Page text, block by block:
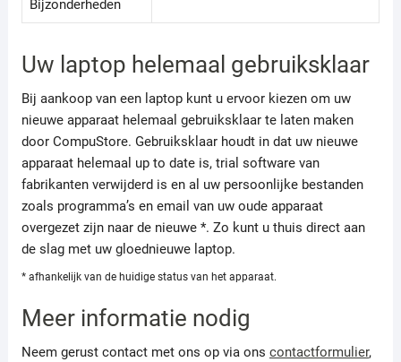
Bijzonderheden
Uw laptop helemaal gebruiksklaar
Bij aankoop van een laptop kunt u ervoor kiezen om uw
nieuwe apparaat helemaal gebruiksklaar te laten maken
door CompuStore. Gebruiksklaar houdt in dat uw nieuwe
apparaat helemaal up to date is, trial software van
fabrikanten verwijderd is en al uw persoonlijke bestanden
zoals programma’s en email van uw oude apparaat
overgezet zijn naar de nieuwe *. Zo kunt u thuis direct aan
de slag met uw gloednieuwe laptop.
* afhankelijk van de huidige status van het apparaat.
Meer informatie nodig
Neem gerust contact met ons op via ons contactformulier,